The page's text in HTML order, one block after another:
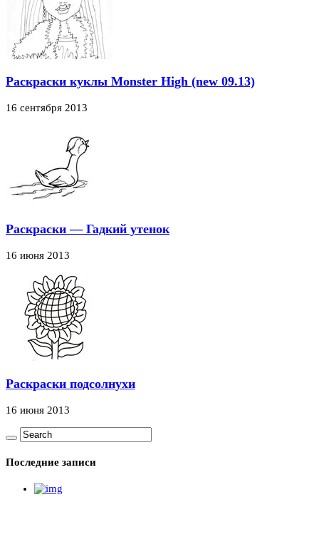
Раскраски куклы Monster High (new 09.13)
16 сентября 2013
Раскраски — Гадкий утенок
16 июня 2013
Раскраски подсолнухи
16 июня 2013
Последние записи